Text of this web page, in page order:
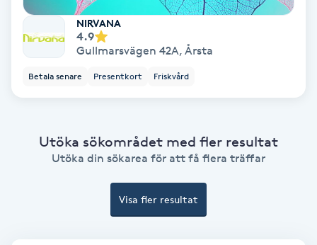
Fransfärgning
Fransförlängning
Fransförlängning Volym
NIRVANA
4.9
Gullmarsvägen 42A, Årsta
Betala senare Presentkort Friskvård
Utöka sökområdet med fler resultat
Utöka din sökarea för att få flera träffar
Visa fler resultat